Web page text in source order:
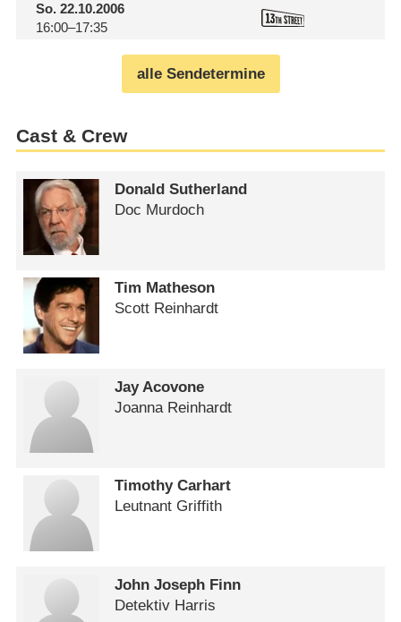
So.22.10.2006
16:00–17:35
alle Sendetermine
Cast & Crew
Donald Sutherland
Doc Murdoch
Tim Matheson
Scott Reinhardt
Jay Acovone
Joanna Reinhardt
Timothy Carhart
Leutnant Griffith
John Joseph Finn
Detektiv Harris